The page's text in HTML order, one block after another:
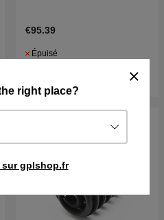
right place?
gplshop.fr
€95.39
Épuisé